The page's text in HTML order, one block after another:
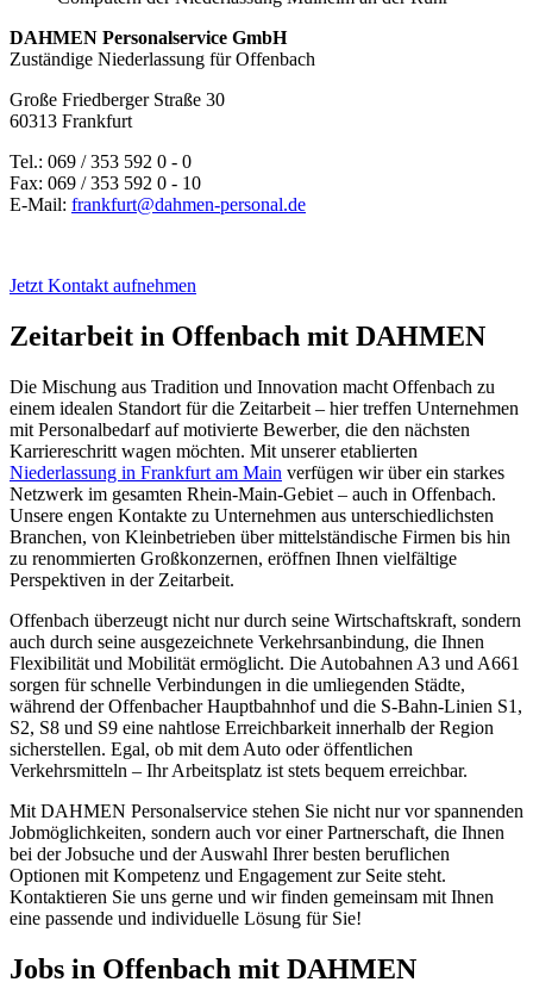
DAHMEN Personalservice GmbH
Zuständige Niederlassung für Offenbach
Große Friedberger Straße 30
60313 Frankfurt
Tel.: 069 / 353 592 0 - 0
Fax: 069 / 353 592 0 - 10
E-Mail: frankfurt@dahmen-personal.de
Jetzt Kontakt aufnehmen
Zeitarbeit in Offenbach mit DAHMEN
Die Mischung aus Tradition und Innovation macht Offenbach zu
einem idealen Standort für die Zeitarbeit – hier treffen Unternehmen
mit Personalbedarf auf motivierte Bewerber, die den nächsten
Karriereschritt wagen möchten. Mit unserer etablierten
Niederlassung in Frankfurt am Main verfügen wir über ein starkes
Netzwerk im gesamten Rhein-Main-Gebiet – auch in Offenbach.
Unsere engen Kontakte zu Unternehmen aus unterschiedlichsten
Branchen, von Kleinbetrieben über mittelständische Firmen bis hin
zu renommierten Großkonzernen, eröffnen Ihnen vielfältige
Perspektiven in der Zeitarbeit.
Offenbach überzeugt nicht nur durch seine Wirtschaftskraft, sondern
auch durch seine ausgezeichnete Verkehrsanbindung, die Ihnen
Flexibilität und Mobilität ermöglicht. Die Autobahnen A3 und A661
sorgen für schnelle Verbindungen in die umliegenden Städte,
während der Offenbacher Hauptbahnhof und die S-Bahn-Linien S1,
S2, S8 und S9 eine nahtlose Erreichbarkeit innerhalb der Region
sicherstellen. Egal, ob mit dem Auto oder öffentlichen
Verkehrsmitteln – Ihr Arbeitsplatz ist stets bequem erreichbar.
Mit DAHMEN Personalservice stehen Sie nicht nur vor spannenden
Jobmöglichkeiten, sondern auch vor einer Partnerschaft, die Ihnen
bei der Jobsuche und der Auswahl Ihrer besten beruflichen
Optionen mit Kompetenz und Engagement zur Seite steht.
Kontaktieren Sie uns gerne und wir finden gemeinsam mit Ihnen
eine passende und individuelle Lösung für Sie!
Jobs in Offenbach mit DAHMEN